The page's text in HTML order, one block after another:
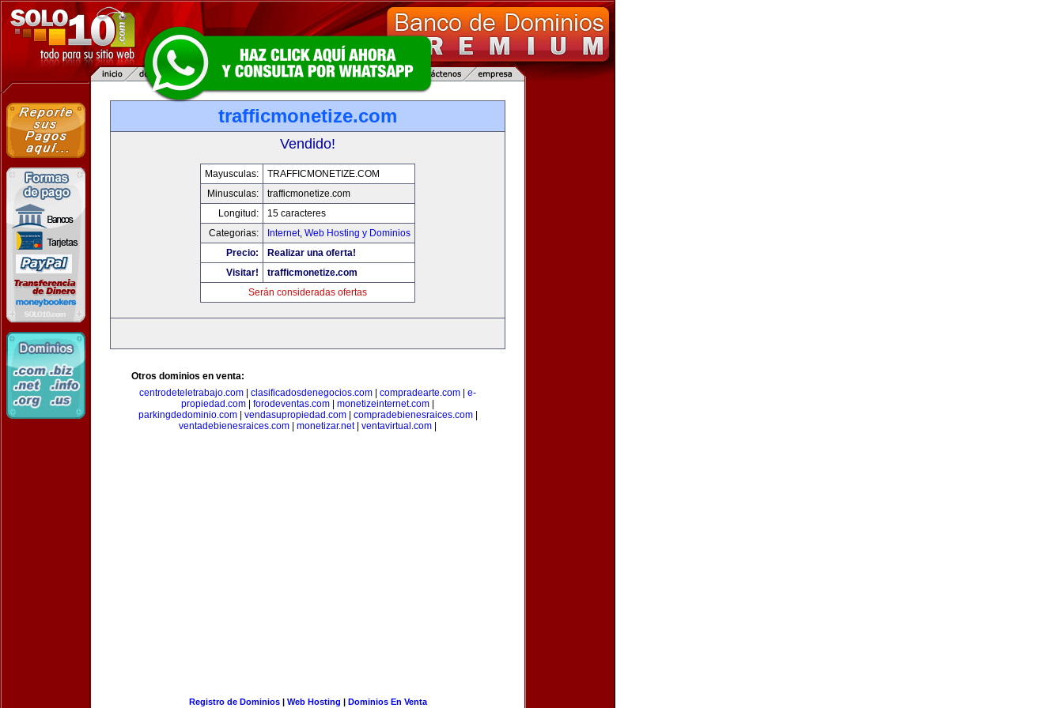
trafficmonetize.com
Vendido!
Mayusculas:
TRAFFICMONETIZE.COM
Minusculas:
trafficmonetize.com
Longitud:
15 caracteres
Categorias:
Internet, Web Hosting y Dominios
Precio:
Realizar una oferta!
Visitar!
trafficmonetize.com
Serán consideradas ofertas
Otros dominios en venta:
centrodeteletrabajo.com
clasificadosdenegocios.com compradearte.com
e-
propiedad.com
forodeventas.com monetizeinternet.com
parkingdedominio.com| vendasupropiedad.com| compradebienesraices.com|
ventadebienesraices.com
monetizar.net| ventavirtual.com
Registro de Dominios| Web Hosting | Dominios En Venta